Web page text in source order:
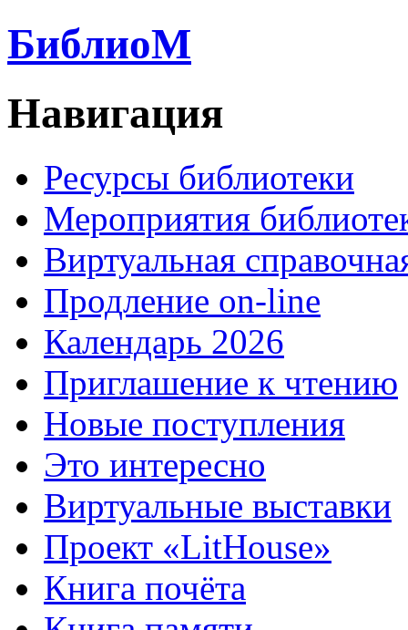
БиблиоМ
Навигация
Ресурсы библиотеки
Мероприятия
Виртуальная
Продление on-line
Календарь 2026
Приглашение к чтению
Новые поступления
Это интересно
Виртуальные выставки
Проект «LitHouse»
Книга почёта